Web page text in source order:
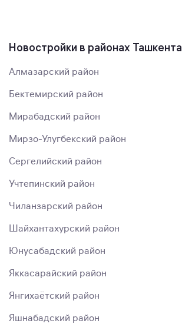
Новостройки в районах Ташкента
Алмазарский район
Бектемирский район
Мирабадский район
Мирзо-Улугбекский район
Сергелийский район
Учтепинский район
Чиланзарский район
Шайхантахурский район
Юнусабадский район
Яккасарайский район
Янгихаётский район
Яшнабадский район